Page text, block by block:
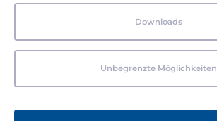
Downloads
Unbegrenzte Möglichkeiten